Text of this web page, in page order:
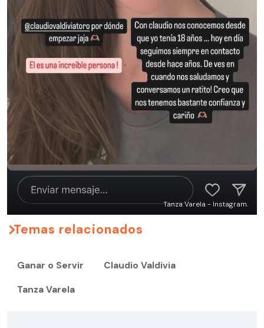
Tanza Varela - Instagram.
Temas relacionados
Ganar o Servir Claudio Valdivia
Tanza Varela